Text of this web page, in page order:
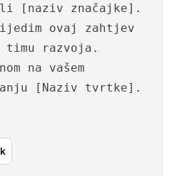
[naziv značajke].
ovaj zahtjev
timu razvoja.
na vašem
[Naziv tvrtke].